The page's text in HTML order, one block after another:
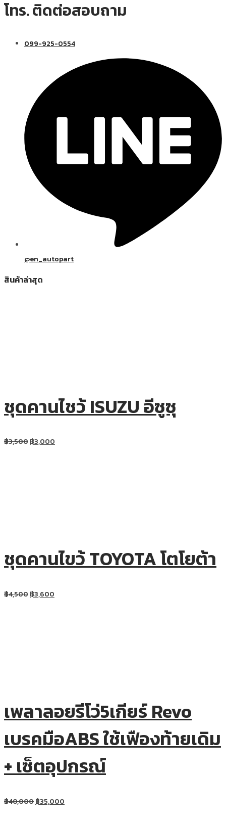
โทร. ติดต่อสอบถาม
099-925-0554
@en_autopart
สินค้าล่าสุด
ชุดคานไชว้ ISUZU อีซูซุ
฿3,500฿3,000
ชุดคานไขว้ TOYOTA โตโยต้า
฿4,500฿3,600
เพลาลอยรีโว่5เกียร์ Revo
เบรคมือABS ใช้เฟืองท้ายเดิม
+ เซ็ตอุปกรณ์
฿40,000฿35,000